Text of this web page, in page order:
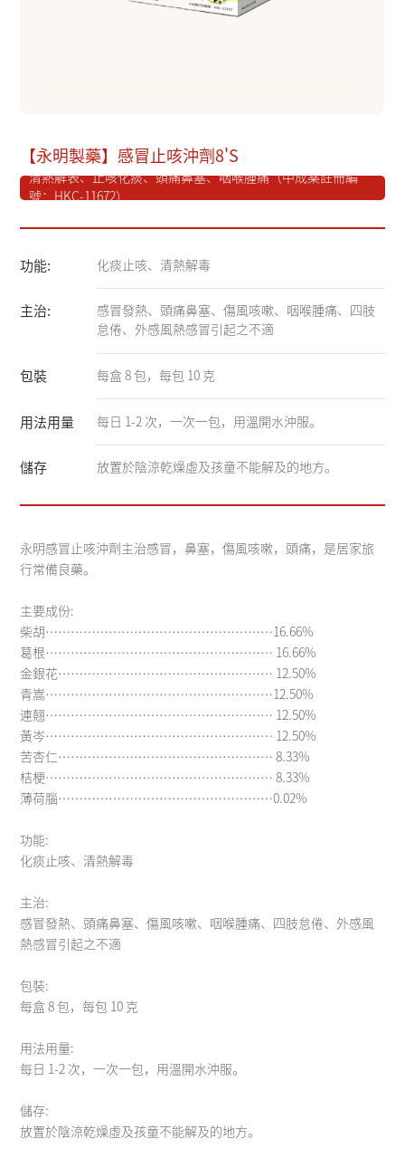
【永明製藥】感冒止咳沖劑8'S
清熱解表、止咳化痰、頭痛鼻塞、咽喉腫痛（中成薬註冊編
號：HKC-11672）
功能: 化痰止咳、清熱解毒
主治:
感冒發熱、頭痛鼻塞、傷風咳嗽、咽喉腫痛、四肢
怠倦、外感風熱感冒引起之不適
包裝 每盒 8 包，每包 10 克
用法用量 每日 1-2 次，一次一包，用溫開水沖服。
儲存 放置於陰涼乾燥虛及孩童不能解及的地方。
永明感冒止咳沖劑主治感冒，鼻塞，傷風咳嗽，頭痛，是居家旅
行常備良藥。
主要成份:
柴胡………………………………………………16.66%
葛根……………………………………………… 16.66%
金銀花…………………………………………… 12.50%
青嵩………………………………………………12.50%
連翹……………………………………………… 12.50%
黃岑……………………………………………… 12.50%
苦杏仁…………………………………………… 8.33%
桔梗……………………………………………… 8.33%
薄荷腦……………………………………………0.02%
功能:
化痰止咳、清熱解毒
主治:
感冒發熱、頭痛鼻塞、傷風咳嗽、咽喉腫痛、四肢怠倦、外感風
熱感冒引起之不適
包裝:
每盒 8 包，每包 10 克
用法用量:
每日 1-2 次，一次一包，用溫開水沖服。
儲存:
放置於陰涼乾燥虛及孩童不能解及的地方。